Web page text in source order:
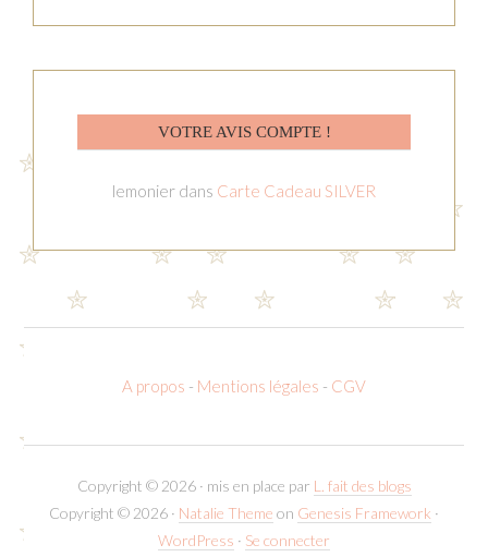
VOTRE AVIS COMPTE !
lemonier dans Carte Cadeau SILVER
A propos - Mentions légales - CGV
Copyright © 2026 · mis en place par L. fait des blogs
Copyright © 2026 · Natalie Theme on Genesis Framework ·
WordPress · Se connecter